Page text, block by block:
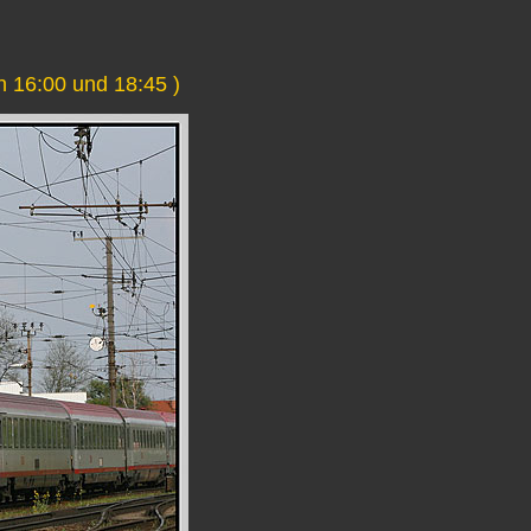
16:00 und 18:45 )